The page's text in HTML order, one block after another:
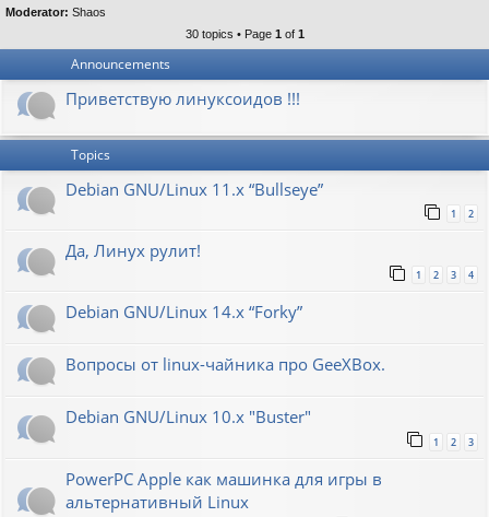
s
Moderator: Shaos
30 topics • Page 1 of 1
Announcements
Приветствую линуксоидов !!!
Topics
Debian GNU/Linux 11.x “Bullseye”
1 2
Да, Линух рулит!
1 2 3 4
Debian GNU/Linux 14.x “Forky”
Вопросы от linux-чайника про GeeXBox.
Debian GNU/Linux 10.x "Buster"
1 2 3
PowerPC Apple как машинка для игры в
альтернативный Linux